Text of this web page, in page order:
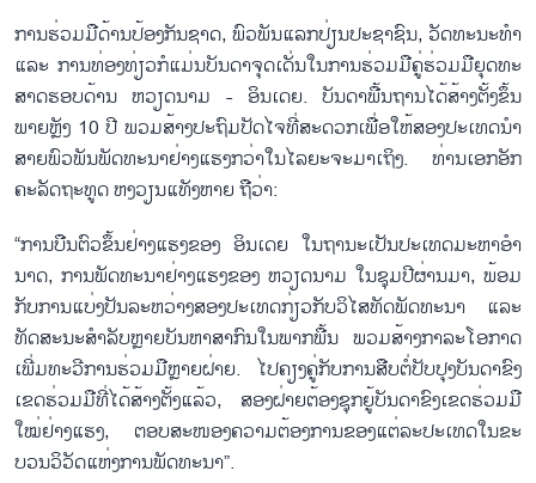
ການ​ຮ່ວມ​ມື​ດ້​ານ​ປ້ອງ​ກັນ​ຊາດ, ​ພົ​ວ​ພັນ​ແລກ​ປ່ຽນ​ປະ​ຊາ​ຊົນ, ວັດ​ທະ​ນະ​ທຳ
ແລະ ການ​ທ່ອງ​ທ່ຽວ​ກໍ​ແມ່ນ​ບັນ​ດາ​ຈຸດ​ເດັ່ນ​ໃນ​ການ​ຮ່ວມ​ມື​ຄູ່​ຮ່ວມ​ມື​ຍຸດ​ທະ​
ສາດ​ຮອບ​ດ້ານ ຫວຽດ​ນາມ - ອິນ​ເດຍ. ບັນ​ດາ​ພື້ນ​ຖານ​ໄດ້​ສ້າງ​ຕັ້ງ​ຂຶ້ນ​
ພາຍຫຼັງ 10 ປ​ີ ພວມ​ສ້າງ​ປະ​ຖົມ​ປັດ​ໄຈ​ທີ່​ສະ​ດວກເພື່ອ​ໃຫ້​ສອງ​ປະ​ເທດ​ນຳ​
ສາຍ​ພົວ​ພັນ​ພັດ​ທະ​ນາ​ຢ່າງ​ແຮງກວ່າ​ໃນ​ໄລ​ຍະ​ຈະ​ມາ​ເຖິງ. ທ່ານ​ເອກ​ອັກ​
ຄະ​ລັດ​ຖະ​ທູດ ຫງວຽນ​ແທັງ​ຫາຍ​ ຖື​ວ່າ:
“ການ​ບືນ​ຕົວ​ຂຶ້ນ​ຢ່າງ​ແຮງ​ຂອງ​ ອິນ​ເດຍ ໃນ​ຖາ​ນະ​ເປັນ​ປະ​ເທດ​ມະ​ຫາ​ອຳ​
ນາດ, ການ​ພັດ​ທະ​ນາ​ຢ່າງ​ແຮງ​ຂອງ ຫວຽດ​ນາມ ໃນ​ຊຸມ​ປີ​ຜ່ານ​ມາ, ພ້ອມ​
ກັບ​ການ​ແບ່ງ​ປັນ​ລະ​ຫວ່າງ​ສອງ​ປະ​ເທດ​ກ່ຽວ​ກັບ​ວິ​ໄສ​ທັດ​ພັດ​ທະ​ນາ​ ແລະ
ທັດ​ສະ​ນະ​ສຳ​ລັບ​ຫຼາຍ​ບັນ​ຫາ​ສາ​ກົນໃນ​ພາກ​ພື້ນ ພວມ​ສ້າງກາ​ລະ​ໂອ​ກາດ​
ເພີ່ມ​ທະ​ວີ​ການ​ຮ່ວມ​ມືຫຼາຍ​ຝ່າຍ. ໄປ​ຄ​ຽງ​ຄູ່​ກັບ​ການ​ສືບ​ຕໍ່​ປັບ​ປຸງ​ບັນ​ດາ​ຂົງ​
ເຂດ​ຮ່ວມ​ມື​ທີ່​ໄດ້​ສ້າງ​ຕັ້ງ​ແລ້ວ, ສອງ​ຝ່າຍ​ຕ້ອງ​ຊຸກ​ຍູ້​ບັນ​ດາ​ຂົງ​ເຂດ​ຮ່ວມ​ມື​
ໃໝ່​ຢ່າງ​ແຮງ, ຕອບ​ສະ​ໜອງ​ຄວາມ​ຕ້ອງ​ການ​ຂອງ​ແຕ່​ລະ​ປະ​ເທດ​ໃນ​​ຂະ​
ບວນວິ​ວັດ​ແຫ່ງ​ການ​ພັດ​ທະ​ນາ”.